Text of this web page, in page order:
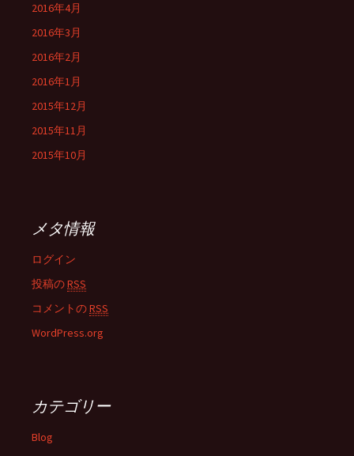
2016年4月
2016年3月
2016年2月
2016年1月
2015年12月
2015年11月
2015年10月
メタ情報
ログイン
投稿のRSS
コメントのRSS
WordPress.org
カテゴリー
Blog